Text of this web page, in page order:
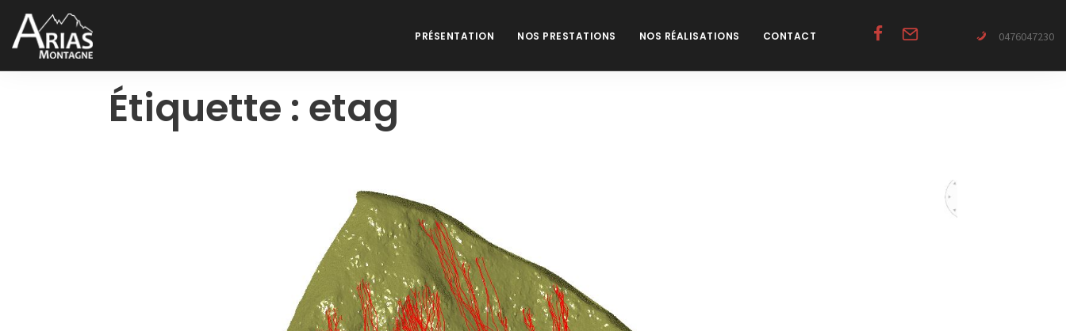
PRÉSENTATION NOS PRESTATIONS NOS RÉALISATIONS CONTACT 0476047230
Étiquette : etag